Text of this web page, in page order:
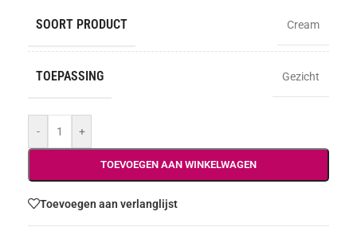
SOORT PRODUCT Cream
TOEPASSING Gezicht
- +
TOEVOEGEN AAN WINKELWAGEN
Toevoegen aan verlanglijst